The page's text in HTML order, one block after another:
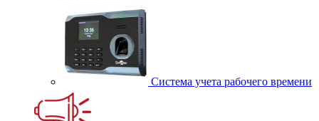
Система учета рабочего времени